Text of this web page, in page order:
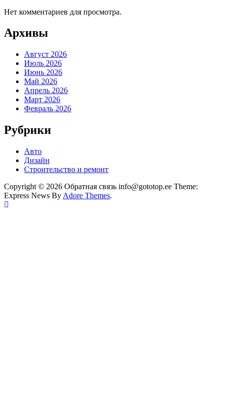
Нет комментариев для просмотра.
Архивы
Август 2026
Июль 2026
Июнь 2026
Май 2026
Апрель 2026
Март 2026
Февраль 2026
Рубрики
Авто
Дизайн
Строительство и ремонт
Copyright © 2026 Обратная связь info@gototop.ee Theme:
Express News By Adore Themes.